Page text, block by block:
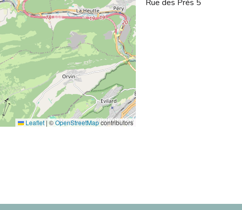
Leaflet | ©OpenStreetMapcontributors
Rue des Prés 5